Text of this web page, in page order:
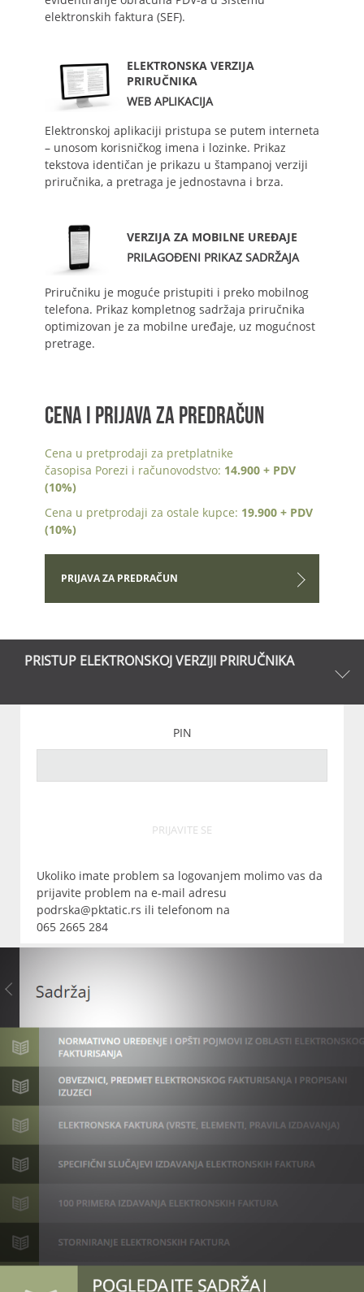
elektronskih faktura (SEF).
ELEKTRONSKA VERZIJA
PRIRUČNIKA
WEB APLIKACIJA
Elektronskoj aplikaciji pristupa se putem interneta
– unosom korisničkog imena i lozinke. Prikaz
tekstova identičan je prikazu u štampanoj verziji
priručnika, a pretraga je jednostavna i brza.
VERZIJA ZA MOBILNE UREĐAJE
PRILAGOĐENI PRIKAZ SADRŽAJA
Priručniku je moguće pristupiti i preko mobilnog
telefona. Prikaz kompletnog sadržaja priručnika
optimizovan je za mobilne uređaje, uz mogućnost
pretrage.
CENA I PRIJAVA ZA PREDRAČUN
Cena u pretprodaji za pretplatnike
časopisa Porezi i računovodstvo: 14.900 + PDV
(10%)
Cena u pretprodaji za ostale kupce: 19.900 + PDV
(10%)
PRIJAVA ZA PREDRAČUN
PRISTUP ELEKTRONSKOJ VERZIJI PRIRUČNIKA
PIN
PRIJAVITE SE
Ukoliko imate problem sa logovanjem molimo vas da
prijavite problem na e-mail adresu
podrska@pktatic.rs ili telefonom na
065 2665 284